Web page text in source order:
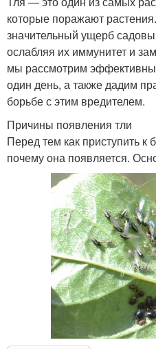
которые поражают
значительный ущерб
ослабляя их иммунитет и
мы рассмотрим
один день, а также дадим
борьбе с этим вредителем.
Причины появления тли
Перед тем как приступить к
почему она появляется.